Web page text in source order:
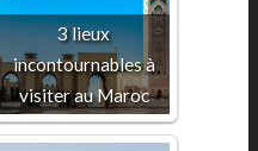
3 lieux
incontournables à
visiter au Maroc